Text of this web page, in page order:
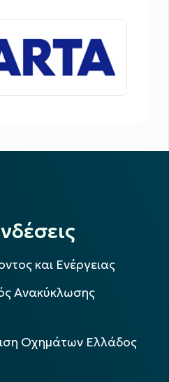
και Ενέργειας
Ανακύκλωσης
Οχημάτων Ελλάδος